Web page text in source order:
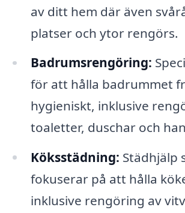
av ditt hem där även
platser och ytor rengörs.
Badrumsrengöring:
för att hålla badrummet
hygieniskt, inklusive
toaletter, duschar och
Köksstädning: Städhjälp
fokuserar på att hålla
inklusive rengöring av